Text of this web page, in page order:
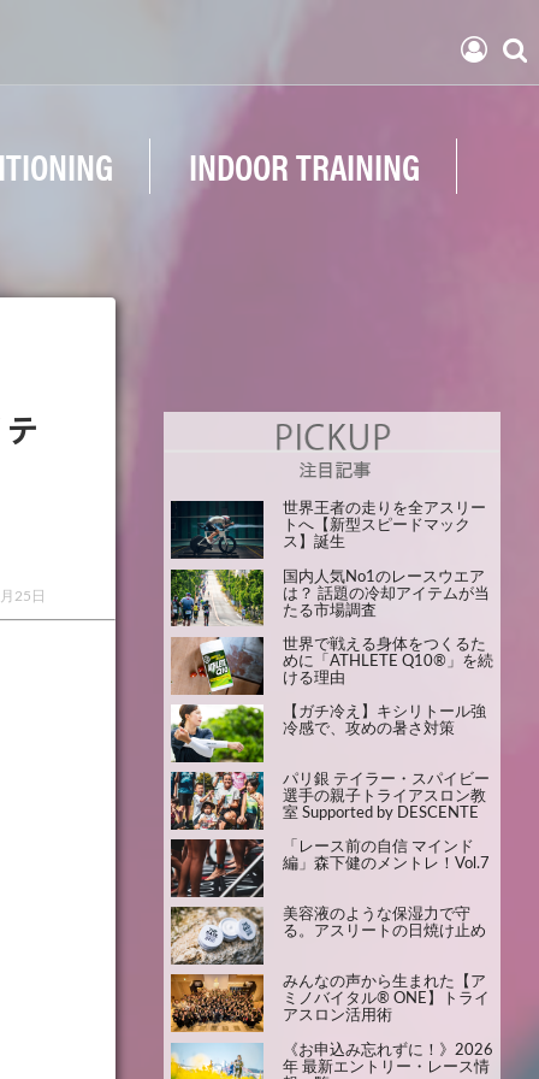
INDOOR TRAINING
25日
世界王者の走りを全アスリー
トへ【新型スピードマック
ス】誕生
国内人気No1のレースウエア
は？ 話題の冷却アイテムが当
たる市場調査
世界で戦える身体をつくるた
めに「ATHLETE Q10®」を続
ける理由
【ガチ冷え】キシリトール強
冷感で、攻めの暑さ対策
パリ銀 テイラー・スパイビー
選手の親子トライアスロン教
室 Supported by DESCENTE
「レース前の自信 マインド
編」森下健のメントレ！Vol.7
美容液のような保湿力で守
る。アスリートの日焼け止め
みんなの声から生まれた【ア
ミノバイタル® ONE】トライ
アスロン活用術
《お申込み忘れずに！》2026
年 最新エントリー・レース情